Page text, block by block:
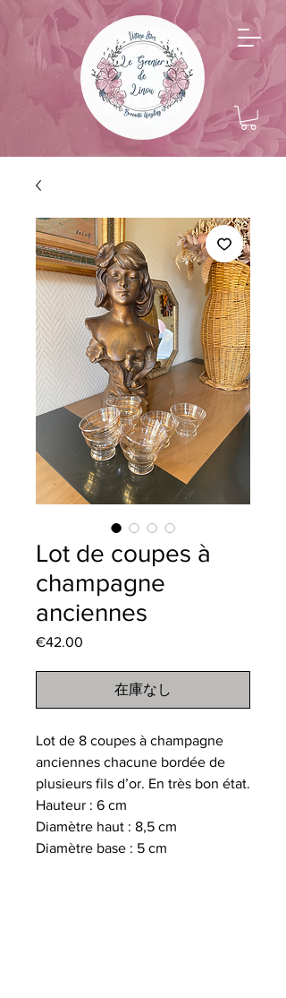
Lot de coupes à
champagne
anciennes
€42.00
在庫なし
Lot de 8 coupes à champagne
anciennes chacune bordée de
plusieurs fils d’or. En très bon état.
Hauteur : 6 cm
Diamètre haut : 8,5 cm
Diamètre base : 5 cm